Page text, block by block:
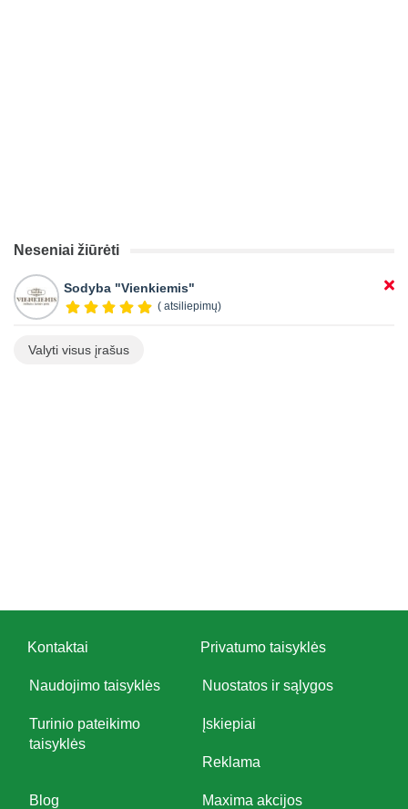
Neseniai žiūrėti
Sodyba "Vienkiemis"
( atsiliepimų)
Valyti visus įrašus
Kontaktai Privatumo taisyklės
Naudojimo taisyklės Nuostatos ir sąlygos
Turinio pateikimo
taisyklės
Įskiepiai
Reklama
Blog Maxima akcijos